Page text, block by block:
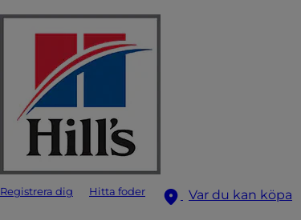
Registrera dig Hitta foder Var du kan köpa